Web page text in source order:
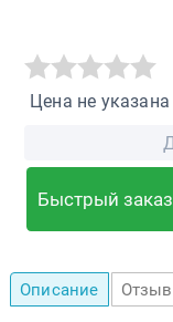
Цена не указана
Быстрый заказ
Описание